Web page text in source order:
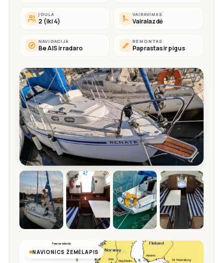
ĮGULA
2 (iki 4)
VAIRAVIMAS
Vairalazdė
NAVIGACIJA
Be AIS ir radaro
REMONTAS
Paprastas ir pigus
NAVIONICS ŽEMĖLAPIS